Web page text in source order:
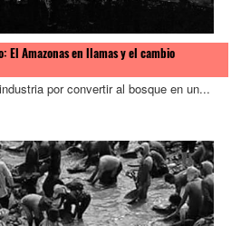
El Amazonas en llamas y el cambio
por convertir al bosque en un...